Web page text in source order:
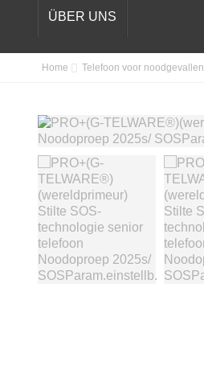
ÜBER UNS
Home Telefoon voor noodgevallen